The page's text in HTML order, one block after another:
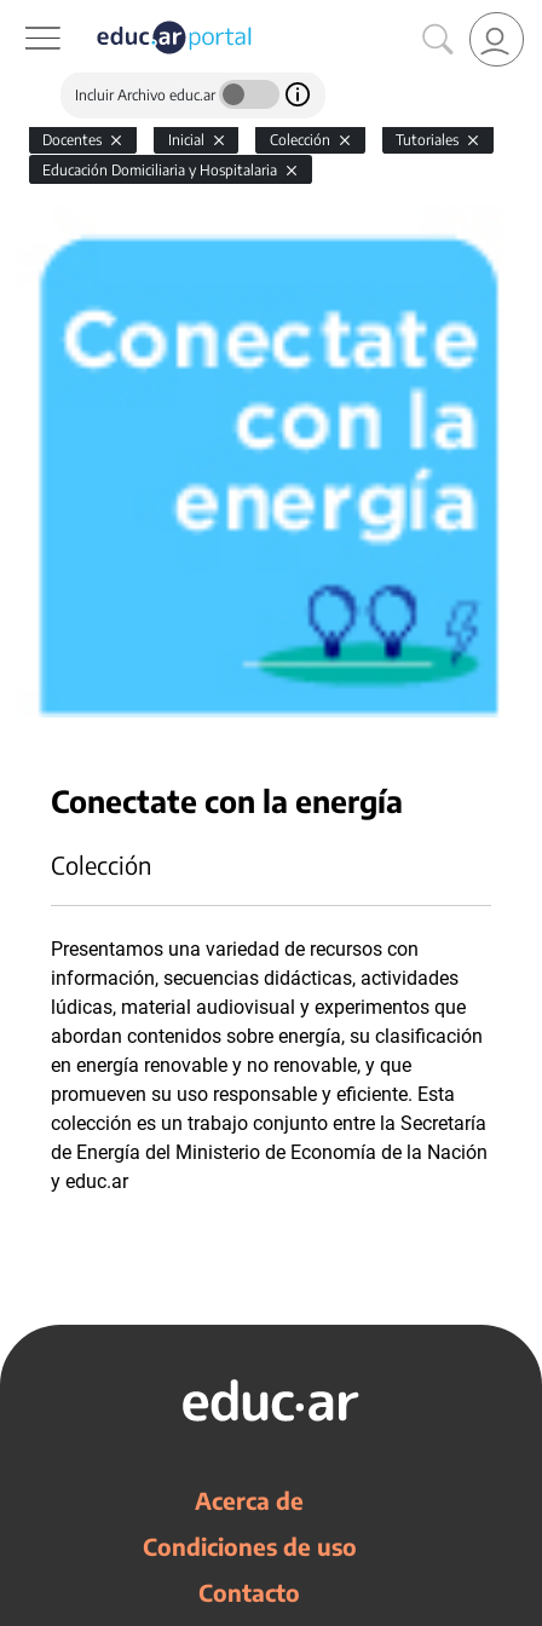
Incluir Archivo educ.ar
Docentes Inicial Colección
Tutoriales
Educación Domiciliaria y Hospitalaria
Conectate con la energía
Colección
Presentamos una variedad de recursos con
información, secuencias didácticas, actividades
lúdicas, material audiovisual y experimentos que
abordan contenidos sobre energía, su clasificación
en energía renovable y no renovable, y que
promueven su uso responsable y eficiente. Esta
colección es un trabajo conjunto entre la Secretaría
de Energía del Ministerio de Economía de la Nación
y educ.ar
Acerca de
Condiciones de uso
Contacto